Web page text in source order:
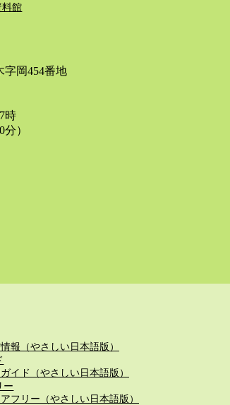
料館
字岡454番地
時
）
報（やさしい日本語版）
イド（やさしい日本語版）
ー
フリー（やさしい日本語版）